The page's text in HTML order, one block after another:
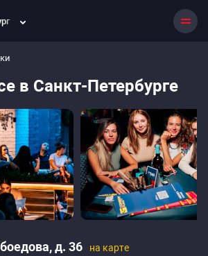
Россия
д. 36
в Санкт-Петербурге
д. 36 на карте